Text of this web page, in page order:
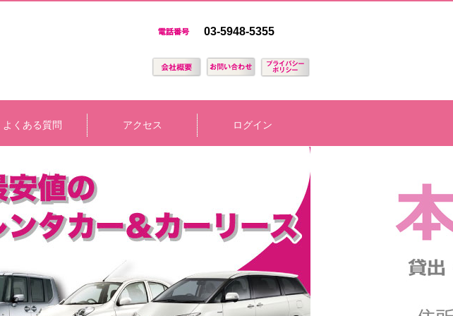
03-5948-5355
よくある質問 アクセス ログイン